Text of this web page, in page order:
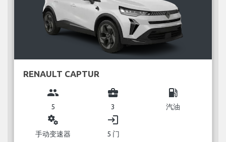
RENAULT CAPTUR
group
5
business_center
3
local_gas_station
汽油
miscellaneous_services
手动变速器
login
5 门